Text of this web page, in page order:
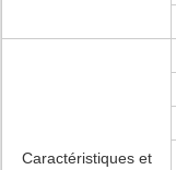
Caractéristiques et